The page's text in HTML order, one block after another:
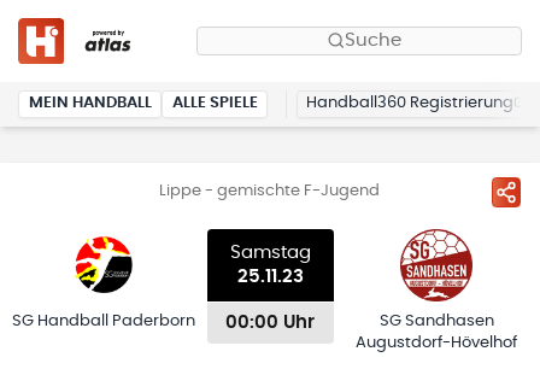
Suche
MEIN HANDBALL ALLE SPIELE Handball360 Registrierung
Lippe - gemischte F-Jugend
SG Handball Paderborn
Samstag
25.11.23
00:00 Uhr
SG Sandhasen
Augustdorf-Hövelhof